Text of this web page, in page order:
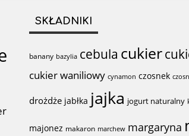
SKŁADNIKI
banany bazylia cebula cukier
cukier waniliowy cynamon czosnek
drożdże jabłka jajka jogurt naturalny
majonez makaron marchew margaryna